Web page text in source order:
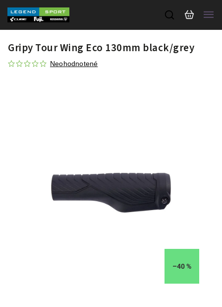
Gripy Tour Wing Eco 130mm black/grey
Neohodnotené
–40 %